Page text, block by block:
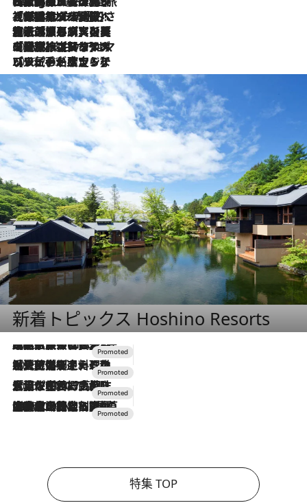
2026.8.3
【厳選旅コスメ】「保湿もタイパ重視！」“サウナ好き”タレント清水みさとが愛用する夏旅ベストコスメを発表！【Mサイズジップ】
2026.8.2
【厳選旅コスメ】美容家・瀬戸麻実の夏旅ベストコスメを発表！「ストレスなく使えるクレンジング＆洗顔は必須」【Mサイズジップ】
2026.8.1
【厳選旅コスメ】「UV＆美白ケアはマスト！」フリーアナウンサー宇賀なつみの夏旅ベストコスメを発表！【Mサイズジップ】
2026.7.23
【リピート確定！】ハワイの名店ランチプレートとサンドイッチ、手が止まらない人気ドーナツ
新着トピックス Hoshino Resorts
2026.7.31
【ホテル帰省】という選択肢をOMOが提案。家族とほどよい距離を保つには「昼は実家、夜は気兼ねなくホテルで！」
2026.7.24
【夏限定ディナーコース】旬を迎える稚鮎や花ズッキーニなどをイタリア・トスカーナの郷土料理の手法で満喫！
2026.7.17
「土佐和ハーブかき氷」がOMO7高知に登場！生姜、山椒、大葉など目にも舌にも涼を呼ぶ郷土の味
2026.7.10
NEW OPEN！【界 草津】名湯の地に誕生。趣の異なる2種の温泉と上州ならではの会席・蕎麦割烹など美食を味わう究極の癒やし旅
特集 TOP